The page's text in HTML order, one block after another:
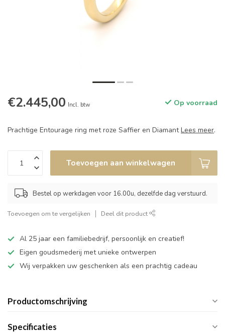
€2.445,00 Incl. btw Op voorraad
Prachtige Entourage ring met roze Saffier en DiamantLees meer.
Toevoegen aan winkelwagen
Bestel op werkdagen voor 16.00u, dezelfde dag verstuurd.
Toevoegen om te vergelijken Deel dit product
Al 25 jaar een familiebedrijf, persoonlijk en creatief!
Eigen goudsmederij met unieke ontwerpen
Wij verpakken uw geschenken als een prachtig cadeau
Productomschrijving
Specificaties